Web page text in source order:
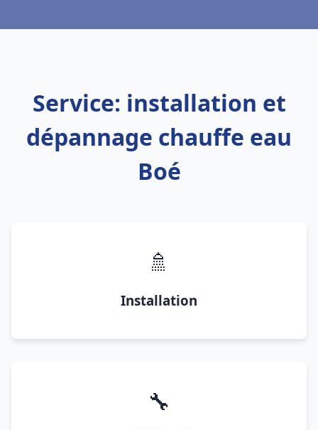
Service: installation et
dépannage chauffe eau
Boé
🚿
Installation
🔧